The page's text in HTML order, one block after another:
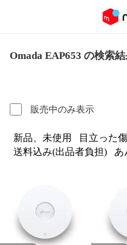
Omada EAP653 の検索
販売中のみ表示
新品、未使用 目立った
送料込み(出品者負担)
あ